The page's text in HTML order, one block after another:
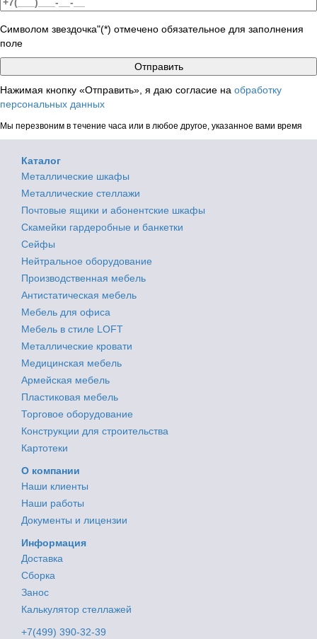
Символом звездочка"(*) отмечено обязательное для заполнения
поле
Нажимая кнопку «Отправить», я даю согласие на обработку
персональных данных
Мы перезвоним в течение часа или в любое другое, указанное вами время
Каталог
Металлические шкафы
Металлические стеллажи
Почтовые ящики и абонентские шкафы
Скамейки гардеробные и банкетки
Сейфы
Нейтральное оборудование
Производственная мебель
Антистатическая мебель
Мебель для офиса
Мебель в стиле LOFT
Металлические кровати
Медицинская мебель
Армейская мебель
Пластиковая мебель
Торговое оборудование
Конструкции для строительства
Картотеки
О компании
Наши клиенты
Наши работы
Документы и лицензии
Информация
Доставка
Сборка
Занос
Калькулятор стеллажей
+7(499) 390-32-39